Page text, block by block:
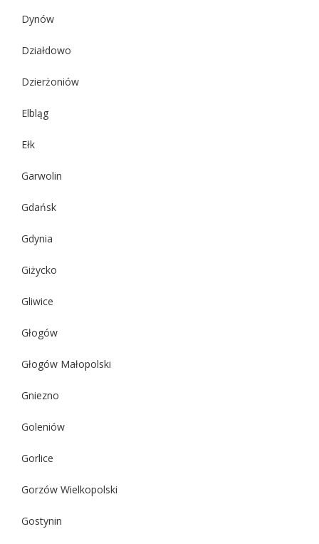
Dynów
Działdowo
Dzierżoniów
Elbląg
Ełk
Garwolin
Gdańsk
Gdynia
Giżycko
Gliwice
Głogów
Głogów Małopolski
Gniezno
Goleniów
Gorlice
Gorzów Wielkopolski
Gostynin